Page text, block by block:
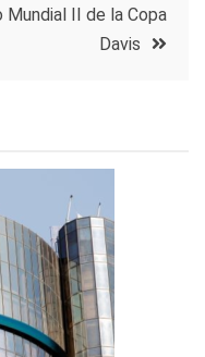
Mundial II de la Copa
Davis